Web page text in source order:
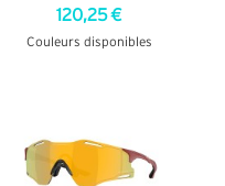
120,25 €
Couleurs disponibles